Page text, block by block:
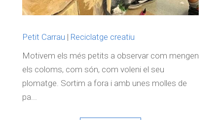
Petit Carrau | Reciclatge creatiu
Motivem els més petits a observar com mengen
els coloms, com són, com voleni el seu
plomatge. Sortim a fora i amb unes molles de
pa...